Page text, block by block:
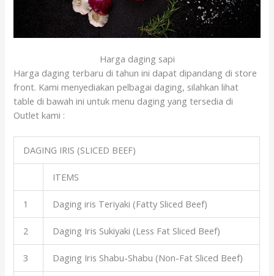
Harga daging sapi
Harga daging terbaru di tahun ini dapat dipandang di store
front. Kami menyediakan pelbagai daging, silahkan lihat
table di bawah ini untuk menu daging yang tersedia di
Outlet kami :
DAGING IRIS (SLICED BEEF)
ITEMS
1 Daging iris Teriyaki (Fatty Sliced Beef)
2 Daging Iris Sukiyaki (Less Fat Sliced Beef)
3 Daging Iris Shabu-Shabu (Non-Fat Sliced Beef)